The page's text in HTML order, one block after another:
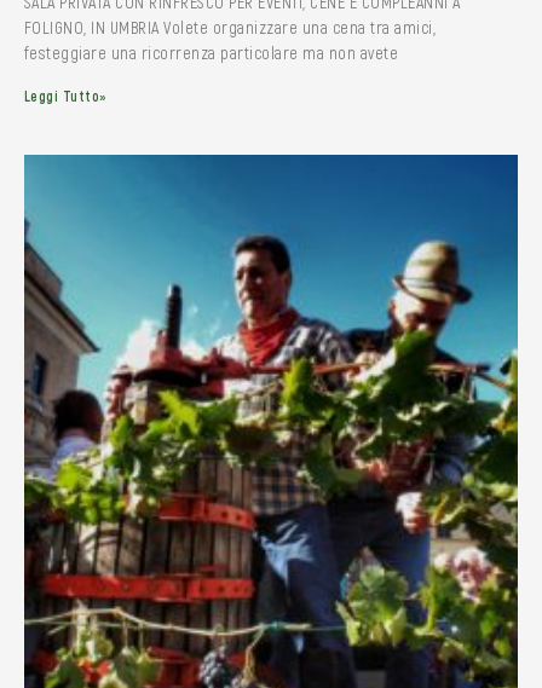
FOLIGNO, IN UMBRIA Volete organizzare una cena tra amici,
festeggiare una ricorrenza particolare ma non avete
Leggi Tutto»